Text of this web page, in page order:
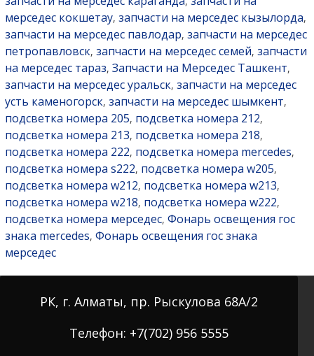
мерседес кокшетау, запчасти на мерседес кызылорда,
запчасти на мерседес павлодар, запчасти на мерседес
петропавловск, запчасти на мерседес семей, запчасти
на мерседес тараз, Запчасти на Мерседес Ташкент,
запчасти на мерседес уральск, запчасти на мерседес
усть каменогорск, запчасти на мерседес шымкент,
подсветка номера 205, подсветка номера 212,
подсветка номера 213, подсветка номера 218,
подсветка номера 222, подсветка номера mercedes,
подсветка номера s222, подсветка номера w205,
подсветка номера w212, подсветка номера w213,
подсветка номера w218, подсветка номера w222,
подсветка номера мерседес, Фонарь освещения гос
знака mercedes, Фонарь освещения гос знака
мерседес
РК, г. Алматы, пр. Рыскулова 68А/2
Телефон: +7(702) 956 5555